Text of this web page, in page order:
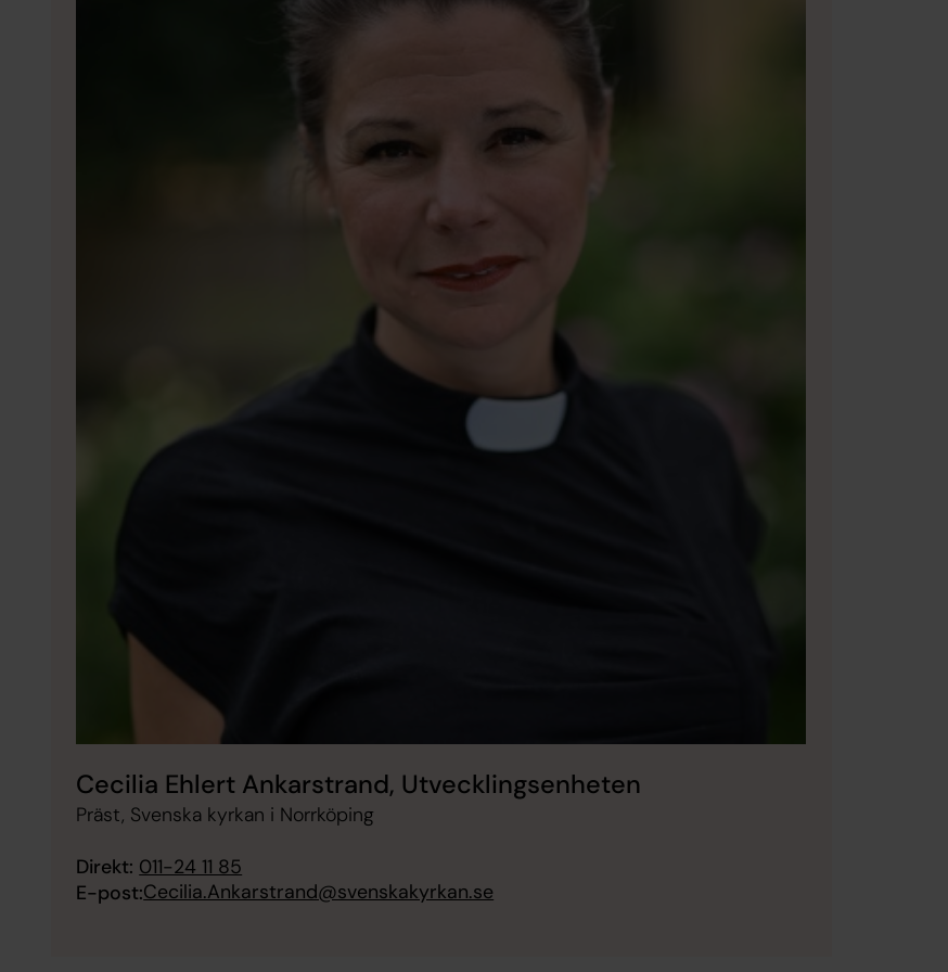
Cecilia Ehlert Ankarstrand, Utvecklingsenheten
Präst, Svenska kyrkan i Norrköping
Direkt: 011-24 11 85
E-post:Cecilia.Ankarstrand@svenskakyrkan.se